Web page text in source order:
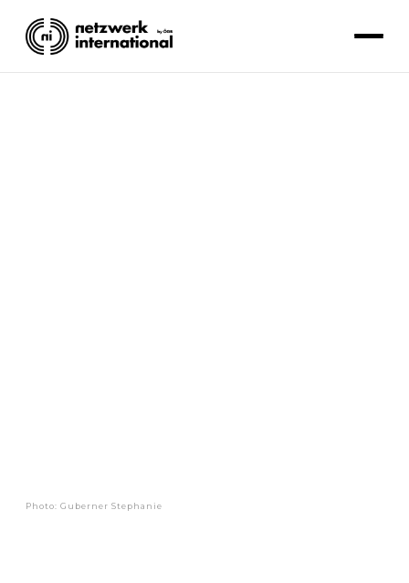
Photo: Guberner Stephanie